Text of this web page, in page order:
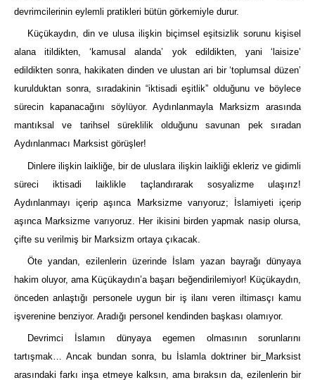
devrimcilerinin eylemli pratikleri bütün görkemiyle durur.
Küçükaydın, din ve ulusa ilişkin biçimsel eşitsizlik sorunu kişisel
alana itildikten, ‘kamusal alanda’ yok edildikten, yani ‘laisize’
edildikten sonra, hakikaten dinden ve ulustan ari bir ‘toplumsal düzen’
kurulduktan sonra, sıradakinin “iktisadi eşitlik” olduğunu ve böylece
sürecin kapanacağını söylüyor. Aydınlanmayla Marksizm arasında
mantıksal ve tarihsel süreklilik olduğunu savunan pek sıradan
Aydınlanmacı Marksist görüşler!
Dinlere ilişkin laikliğe, bir de uluslara ilişkin laikliği ekleriz ve gidimli
süreci iktisadi laiklikle taçlandırarak sosyalizme ulaşırız!
Aydınlanmayı içerip aşınca Marksizme varıyoruz; İslamiyeti içerip
aşınca Marksizme varıyoruz. Her ikisini birden yapmak nasip olursa,
çifte su verilmiş bir Marksizm ortaya çıkacak.
Öte yandan, ezilenlerin üzerinde İslam yazan bayrağı dünyaya
hakim oluyor, ama Küçükaydın’a başarı beğendirilemiyor! Küçükaydın,
önceden anlaştığı personele uygun bir iş ilanı veren iltimasçı kamu
işverenine benziyor. Aradığı personel kendinden başkası olamıyor.
Devrimci İslamın dünyaya egemen olmasının sorunlarını
tartışmak… Ancak bundan sonra, bu İslamla doktriner bir Marksist
arasındaki farkı inşa etmeye kalksın, ama bıraksın da, ezilenlerin bir